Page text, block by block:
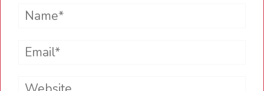
Name*
Email*
Website